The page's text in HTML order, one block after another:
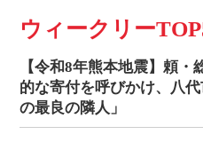
ウィークリー
【令和8年熊本地震】頼・
的な寄付を呼びかけ、八
の最良の隣人」